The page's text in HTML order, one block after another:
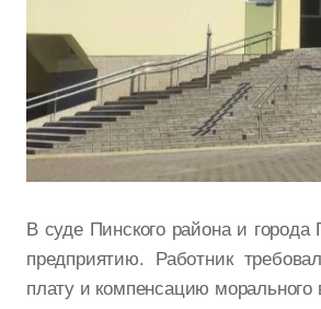
В суде Пинского района и города
предприятию. Работник
плату и компенсацию морального